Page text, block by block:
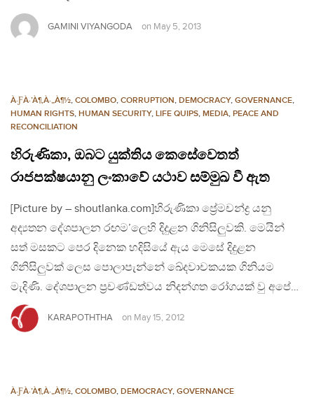
GAMINI VIYANGODA on May 5, 2013
À·ƑÀ·’À¶‚À·„À¶½, COLOMBO, CORRUPTION, DEMOCRACY, GOVERNANCE,
HUMAN RIGHTS, HUMAN SECURITY, LIFE QUIPS, MEDIA, PEACE AND
RECONCILIATION
හිරුණිකා, ඔබට යුක්තිය කෙසේවෙතත්
රාජපක්ෂයානු ලංකාවේ යථාව සම්මුඛ වී ඇත
[Picture by – shoutlanka.com]හිරුණිකා ප්‍රේමචන්ද්‍ර යනු
අද්‍යතන දේශපාලන රඟම’ලෙහි දිදුළන ගිනිසිලුවකි. මෙයින්
සත් මසකට පෙර දිනෙක හදිසියේ ඇය මෙසේ දිදුළන
ගිනිසිලුවක් ලෙස පොලාපැන්නේ ඛේදවාචකයක ගිනියම
මැදිණි. දේශපාලන ප්‍රචණ්ඩත්වය නිදන්ගත රෝගයක් වු අපේ…
KARAPOTHTHA on May 15, 2012
À·ƑÀ·’À¶‚À·„À¶½, COLOMBO, DEMOCRACY, GOVERNANCE